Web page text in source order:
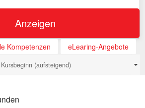
Anzeigen
Kompetenzen
eLearing-Angebote
Kursbeginn (aufsteigend)